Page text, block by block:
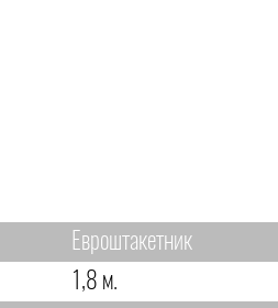
Евроштакетник
1,8 м.